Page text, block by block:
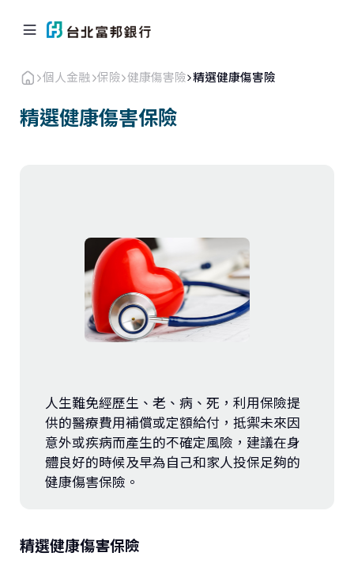
投資
保險
數位服務
個人金融 保險 健康傷害險 精選健康傷害險
精選健康傷害保險
人生難免經歷生、老、病、死，利用保險提
供的醫療費用補償或定額給付，抵禦未來因
意外或疾病而產生的不確定風險，建議在身
體良好的時候及早為自己和家人投保足夠的
健康傷害保險。
精選健康傷害保險